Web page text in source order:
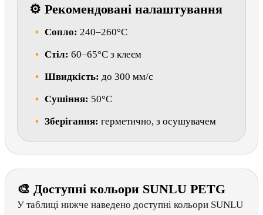
⚙ Рекомендовані налаштування
Сопло: 240–260°C
Стіл: 60–65°C з клеєм
Швидкість: до 300 мм/с
Сушіння: 50°C
Зберігання: герметично, з осушувачем
🎨 Доступні кольори SUNLU PETG
У таблиці нижче наведено доступні кольори SUNLU